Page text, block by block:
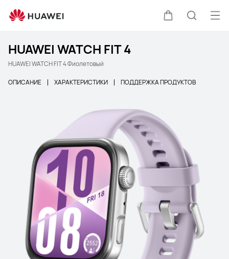
HUAWEI WATCH FIT 4
HUAWEI WATCH FIT 4 Фиолетовый
ОПИСАНИЕ ХАРАКТЕРИСТИКИ ПОДДЕРЖКА ПРОДУКТОВ